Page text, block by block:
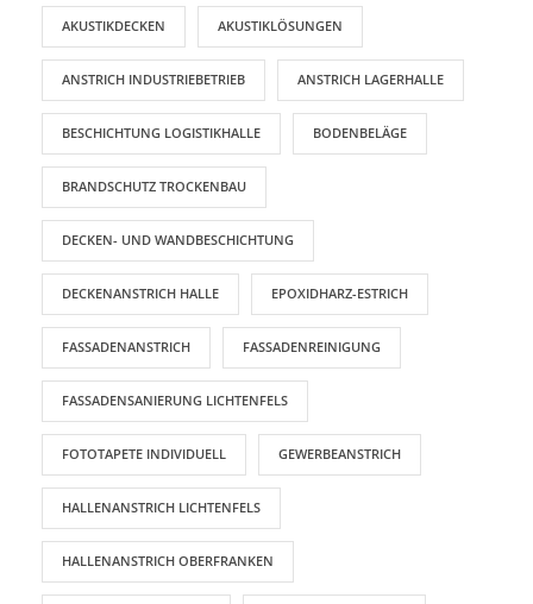
AKUSTIKDECKEN AKUSTIKLÖSUNGEN
ANSTRICH INDUSTRIEBETRIEB ANSTRICH LAGERHALLE
BESCHICHTUNG LOGISTIKHALLE BODENBELÄGE
BRANDSCHUTZ TROCKENBAU
DECKEN- UND WANDBESCHICHTUNG
DECKENANSTRICH HALLE EPOXIDHARZ-ESTRICH
FASSADENANSTRICH FASSADENREINIGUNG
FASSADENSANIERUNG LICHTENFELS
FOTOTAPETE INDIVIDUELL GEWERBEANSTRICH
HALLENANSTRICH LICHTENFELS
HALLENANSTRICH OBERFRANKEN